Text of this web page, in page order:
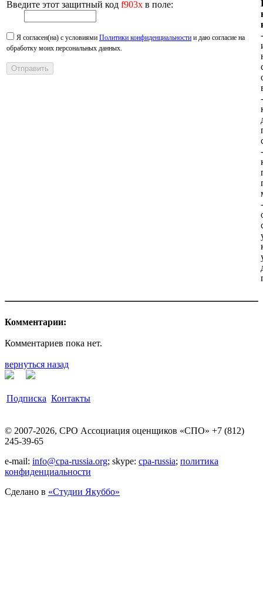
Введите этот защитный код f903x в поле:
Я согласен(на) с условиями Политики конфиденциальности и даю согласие на
обработку моих персональных данных.
Комментарии:
Комментариев пока нет.
вернуться назад
Подписка Контакты
© 2007-2026, СРО Ассоциация оценщиков «СПО» +7 (812)
245-39-65
e-mail: info@cpa-russia.org; skype: cpa-russia; политика
конфиденциальности
Сделано в «Cтудии Якуббо»